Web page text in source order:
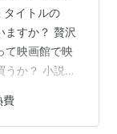
タイトルの
ますか？ 贅沢
て映画館で映
か？ 小説で
ソードで語
ォニー）がな
費